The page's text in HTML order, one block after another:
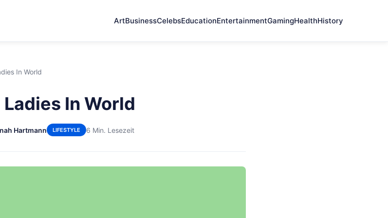
ArtBusinessCelebsEducationEntertainmentGamingHealthHistory
In World
In World
Hartmann LIFESTYLE 6 Min. Lesezeit